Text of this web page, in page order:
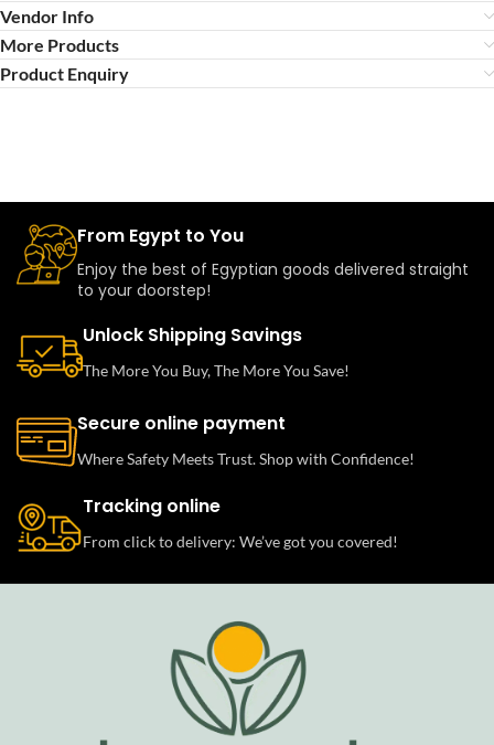
Vendor Info
More Products
Product Enquiry
From Egypt to You
Enjoy the best of Egyptian goods delivered straight
to your doorstep!
Unlock Shipping Savings
The More You Buy, The More You Save!
Secure online payment
Where Safety Meets Trust. Shop with Confidence!
Tracking online
From click to delivery: We’ve got you covered!